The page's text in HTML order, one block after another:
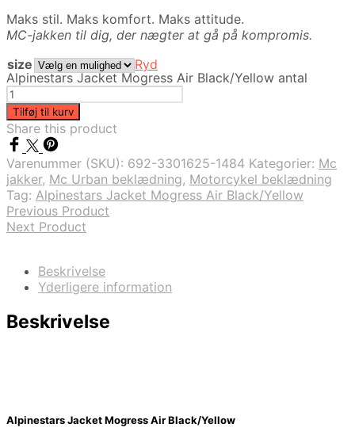
Maks stil. Maks komfort. Maks attitude.
MC-jakken til dig, der nægter at gå på kompromis.
size
Ryd
Alpinestars Jacket Mogress Air Black/Yellow antal
Tilføj til kurv
Share this product
Varenummer (SKU): 692-3301625-1484 Kategorier: Mc
jakker, Mc Urban beklædning, Motorcykel beklædning
Tag: Alpinestars Jacket Mogress Air Black/Yellow
Previous Product
Next Product
Beskrivelse
Yderligere information
Beskrivelse
Alpinestars Jacket Mogress Air Black/Yellow